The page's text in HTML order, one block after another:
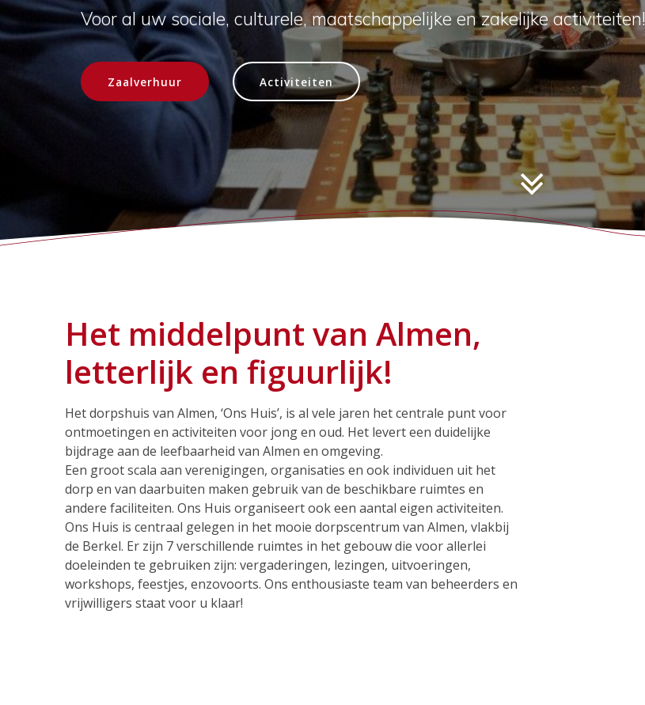
Voor al uw sociale, culturele, maatschappelijke en zakelijke activiteiten!
Zaalverhuur Activiteiten
Het middelpunt van Almen,
letterlijk en figuurlijk!
Het dorpshuis van Almen, ‘Ons Huis’, is al vele jaren het centrale punt voor
ontmoetingen en activiteiten voor jong en oud. Het levert een duidelijke
bijdrage aan de leefbaarheid van Almen en omgeving.
Een groot scala aan verenigingen, organisaties en ook individuen uit het
dorp en van daarbuiten maken gebruik van de beschikbare ruimtes en
andere faciliteiten. Ons Huis organiseert ook een aantal eigen activiteiten.
Ons Huis is centraal gelegen in het mooie dorpscentrum van Almen, vlakbij
de Berkel. Er zijn 7 verschillende ruimtes in het gebouw die voor allerlei
doeleinden te gebruiken zijn: vergaderingen, lezingen, uitvoeringen,
workshops, feestjes, enzovoorts. Ons enthousiaste team van beheerders en
vrijwilligers staat voor u klaar!